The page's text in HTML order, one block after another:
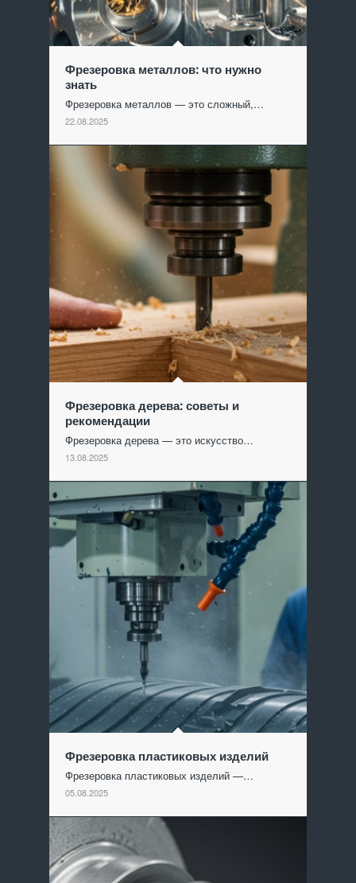
Фрезеровка металлов: что нужно
знать
Фрезеровка металлов — это сложный,…
22.08.2025
Фрезеровка дерева: советы и
рекомендации
Фрезеровка дерева — это искусство…
13.08.2025
Фрезеровка пластиковых изделий
Фрезеровка пластиковых изделий —…
05.08.2025